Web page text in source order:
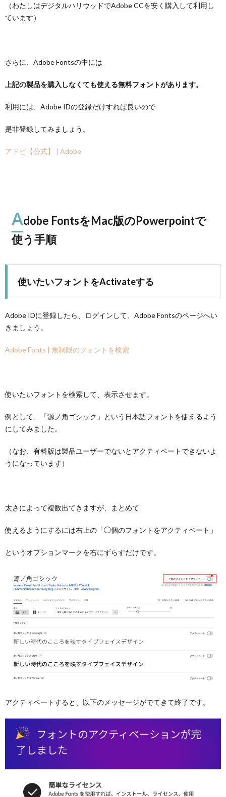
（わたしはデジタルハリウッドでAdobe CCを安く購入して利用し
ています）
さらに、Adobe Fontsの中には
上記の製品を購入しなくても使える無料フォントがあります。
利用には、Adobe IDの登録だけすれば良いので
是非登録してみましょう。
アドビ【公式】 | Adobe
Adobe FontsをMac版のPowerpointで
使う手順
使いたいフォントをActivateする
Adobe IDに登録したら、ログインして、Adobe Fontsのページへい
きましょう。
Adobe Fonts | 無制限のフォントを検索
使いたいフォントを検索して、表示させます。
例として、「源ノ角ゴシック」という日本語フォントを使えるよう
にしてみました。
（なお、有料版は製品ユーザーでないとアクティベートできないよ
うになっています）
太さによって複数出てきますが、まとめて
使えるようにするには右上の「◯個のフォントをアクティベート」
というオプションマークを右にずらすだけです。
アクティベートすると、以下のメッセージがでてきて終了です。